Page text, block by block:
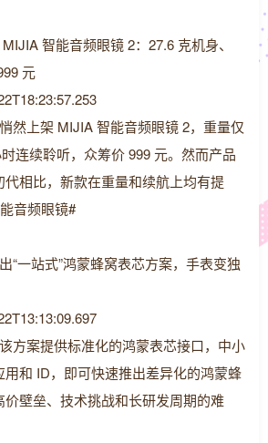
智能音频眼镜 2：27.6 克机身、
元
然上架 MIJIA 智能音频眼镜 2，重量仅
连续聆听，众筹价 999 元。然而产品
代相比，新款在重量和续航上均有提
音频眼镜#
“一站式”鸿蒙蜂窝表芯方案，手表变独
方案提供标准化的鸿蒙表芯接口，中小
用和 ID，即可快速推出差异化的鸿蒙蜂
价壁垒、技术挑战和长研发周期的难